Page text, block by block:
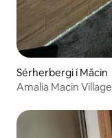
Sérherbergi í Măcin
Amalia Macin Village